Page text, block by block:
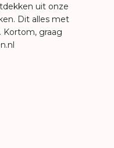
uit onze
Dit alles met
Kortom, graag